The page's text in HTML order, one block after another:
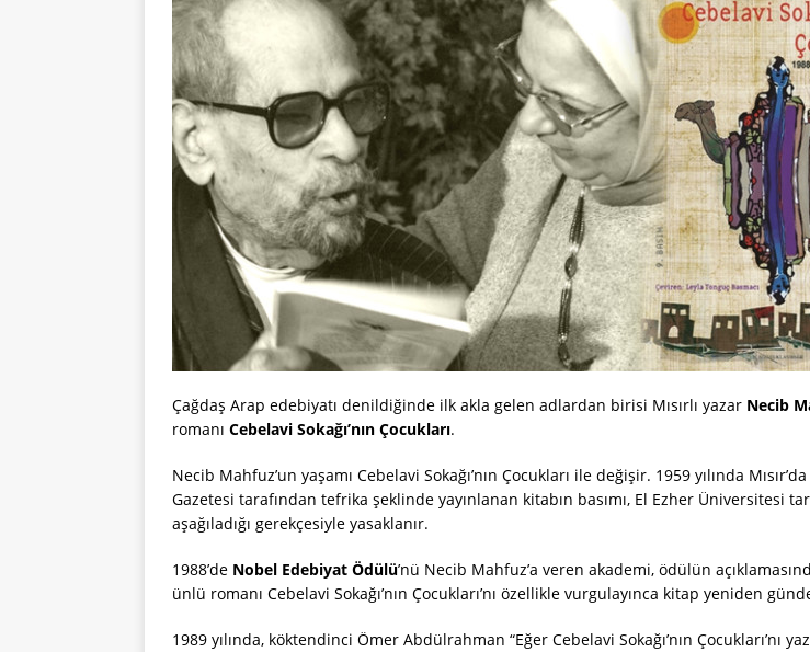
Çağdaş Arap edebiyatı denildiğinde ilk akla gelen adlardan birisi Mısırlı yazar Necib
romanı Cebelavi Sokağı’nın Çocukları.
Necib Mahfuz’un yaşamı Cebelavi Sokağı’nın Çocukları ile değişir. 1959 yılında
Gazetesi tarafından tefrika şeklinde yayınlanan kitabın basımı, El Ezher Üniversitesi
aşağıladığı gerekçesiyle yasaklanır.
1988’de Nobel Edebiyat Ödülü’nü Necib Mahfuz’a veren akademi, ödülün
ünlü romanı Cebelavi Sokağı’nın Çocukları’nı özellikle vurgulayınca kitap yeniden
1989 yılında, köktendinci Ömer Abdülrahman “Eğer Cebelavi Sokağı’nın Çocukları’nı